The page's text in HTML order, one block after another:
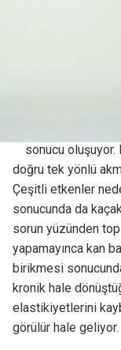
olmazlardan.
Dr. Erdal Aslım
Varis kirli kanı
sonucu oluşuyor.
doğru tek yönlü
Çeşitli etkenler
sonucunda da
sorun yüzünden
yapamayınca kan
birikmesi
kronik hale
elastikiyetlerini
görülür hale geliyor.